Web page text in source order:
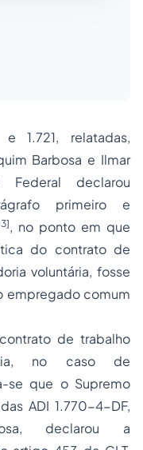
1.721, relatadas,
Barbosa e Ilmar
Federal declarou
primeiro e
, no ponto em que
do contrato de
voluntária, fosse
empregado comum
de trabalho
no caso de
se que o Supremo
ADI 1.770-4-DF,
declarou a